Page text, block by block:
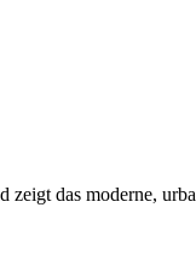
das moderne,